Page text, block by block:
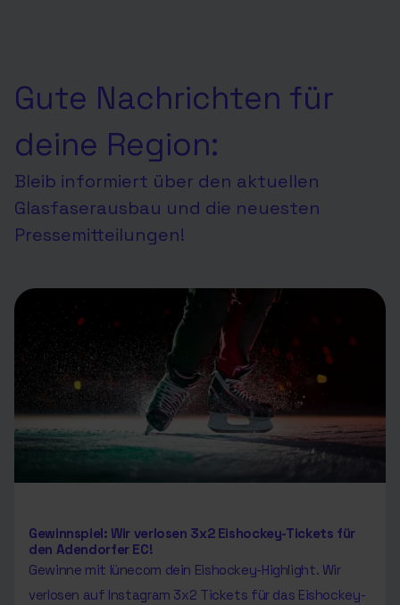
Gute Nachrichten für
deine Region:
Bleib informiert über den aktuellen
Glasfaserausbau und die neuesten
Pressemitteilungen!
Gewinnspiel: Wir verlosen 3x2 Eishockey-Tickets für
den Adendorfer EC!
Gewinne mit lünecom dein Eishockey-Highlight. Wir
verlosen auf Instagram 3x2 Tickets für das Eishockey-